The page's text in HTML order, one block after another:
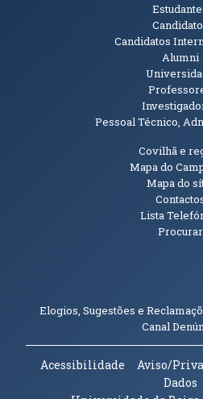
Candidatos
Alumni
Pessoal Técnico,
InformaçõesCovilhã e
Mapa do
Mapa do
Lista
Procurar
Elogios, Sugestões e
Canal
Acessibilidade Aviso/
Dados